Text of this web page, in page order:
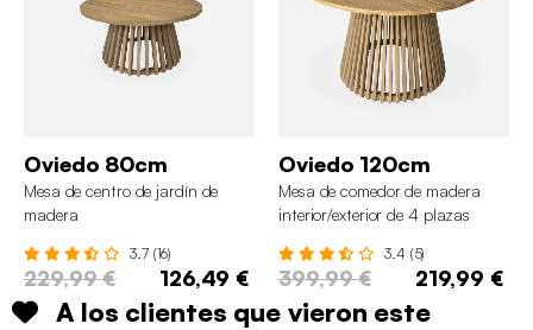
Oviedo 80cm
Mesa de centro de jardín de
madera
3.7 (16)
229,99 € 126,49 €
Oviedo 120cm
Mesa de comedor de madera
interior/exterior de 4 plazas
3.4 (5)
399,99 € 219,99 €
A los clientes que vieron este